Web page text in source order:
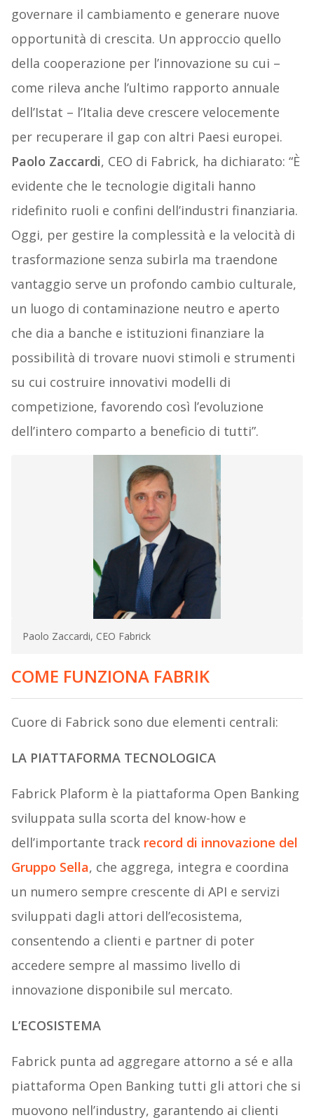
governare il cambiamento e generare nuove
opportunità di crescita. Un approccio quello
della cooperazione per l’innovazione su cui –
come rileva anche l’ultimo rapporto annuale
dell’Istat – l’Italia deve crescere velocemente
per recuperare il gap con altri Paesi europei.
Paolo Zaccardi, CEO di Fabrick, ha dichiarato: “È
evidente che le tecnologie digitali hanno
ridefinito ruoli e confini dell’industri finanziaria.
Oggi, per gestire la complessità e la velocità di
trasformazione senza subirla ma traendone
vantaggio serve un profondo cambio culturale,
un luogo di contaminazione neutro e aperto
che dia a banche e istituzioni finanziare la
possibilità di trovare nuovi stimoli e strumenti
su cui costruire innovativi modelli di
competizione, favorendo così l’evoluzione
dell’intero comparto a beneficio di tutti”.
Paolo Zaccardi, CEO Fabrick
COME FUNZIONA FABRIK
Cuore di Fabrick sono due elementi centrali:
LA PIATTAFORMA TECNOLOGICA
Fabrick Plaform è la piattaforma Open Banking
sviluppata sulla scorta del know-how e
dell’importante track record di innovazione del
Gruppo Sella, che aggrega, integra e coordina
un numero sempre crescente di API e servizi
sviluppati dagli attori dell’ecosistema,
consentendo a clienti e partner di poter
accedere sempre al massimo livello di
innovazione disponibile sul mercato.
L’ECOSISTEMA
Fabrick punta ad aggregare attorno a sé e alla
piattaforma Open Banking tutti gli attori che si
muovono nell’industry, garantendo ai clienti